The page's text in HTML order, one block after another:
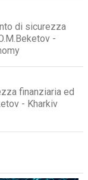
di sicurezza
-
finanziaria ed
- Kharkiv